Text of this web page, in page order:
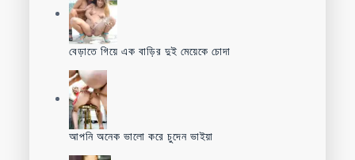
বেড়াতে গিয়ে এক বাড়ির দুই মেয়েকে চোদা
আপনি অনেক ভালো করে চুদেন ভাইয়া